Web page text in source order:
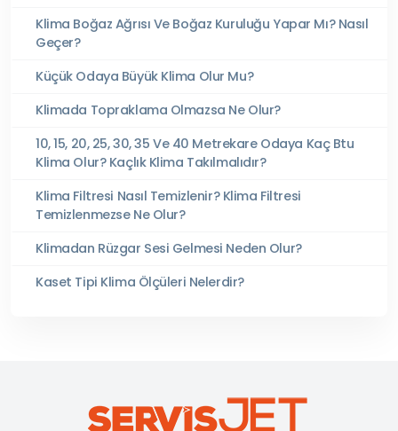
Klima Boğaz Ağrısı Ve Boğaz Kuruluğu Yapar Mı? Nasıl
Geçer?
Küçük Odaya Büyük Klima Olur Mu?
Klimada Topraklama Olmazsa Ne Olur?
10, 15, 20, 25, 30, 35 Ve 40 Metrekare Odaya Kaç Btu
Klima Olur? Kaçlık Klima Takılmalıdır?
Klima Filtresi Nasıl Temizlenir? Klima Filtresi
Temizlenmezse Ne Olur?
Klimadan Rüzgar Sesi Gelmesi Neden Olur?
Kaset Tipi Klima Ölçüleri Nelerdir?